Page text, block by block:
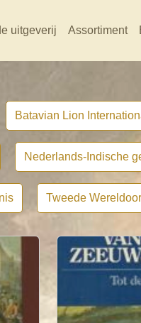
uitgeverij Assortiment
Batavian Lion
Nederlands-Indische
Tweede